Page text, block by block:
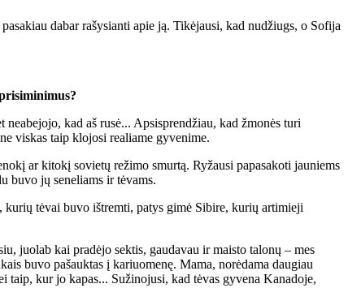
dabar rašysianti apie ją. Tikėjausi, kad nudžiugs, o Sofija
kad aš rusė... Apsisprendžiau, kad žmonės turi
viskas taip klojosi realiame gyvenime.
ar kitokį sovietų režimo smurtą. Ryžausi papasakoti jauniems
buvo jų seneliams ir tėvams.
kurių tėvai buvo ištremti, patys gimė Sibire, kurių artimieji
juolab kai pradėjo sektis, gaudavau ir maisto talonų – mes
buvo pašauktas į kariuomenę. Mama, norėdama daugiau
kur jo kapas... Sužinojusi, kad tėvas gyvena Kanadoje,